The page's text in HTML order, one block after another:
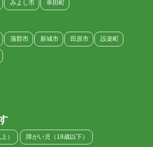
みよし市 幸田町
蒲郡市 新城市 田原市 設楽町
） 障がい児（18歳以下）